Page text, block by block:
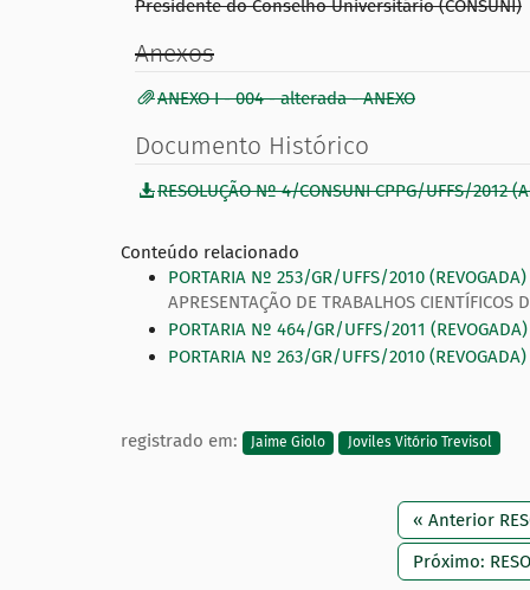
Presidente do Conselho Universitário (CONSUNI)
Anexos
ANEXO I - 004 - alterada - ANEXO
Documento Histórico
RESOLUÇÃO Nº 4/CONSUNI CPPG/UFFS/2012
Conteúdo relacionado
PORTARIA Nº 253/GR/UFFS/2010 (REVOGADA)
APRESENTAÇÃO DE TRABALHOS CIENTÍFICOS
PORTARIA Nº 464/GR/UFFS/2011 (REVOGADA)
PORTARIA Nº 263/GR/UFFS/2010 (REVOGADA)
registrado em: Jaime Giolo Joviles Vitório Trevisol
« Anterior
Próximo: